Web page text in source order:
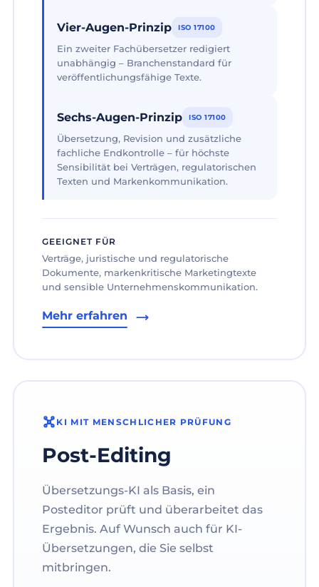
Vier-Augen-Prinzip ISO 17100
Ein zweiter Fachübersetzer redigiert
unabhängig – Branchenstandard für
veröffentlichungsfähige Texte.
Sechs-Augen-Prinzip ISO 17100
Übersetzung, Revision und zusätzliche
fachliche Endkontrolle – für höchste
Sensibilität bei Verträgen, regulatorischen
Texten und Markenkommunikation.
GEEIGNET FÜR
Verträge, juristische und regulatorische
Dokumente, markenkritische Marketingtexte
und sensible Unternehmenskommunikation.
Mehr erfahren
KI MIT MENSCHLICHER PRÜFUNG
Post-Editing
Übersetzungs-KI als Basis, ein
Posteditor prüft und überarbeitet das
Ergebnis. Auf Wunsch auch für KI-
Übersetzungen, die Sie selbst
mitbringen.